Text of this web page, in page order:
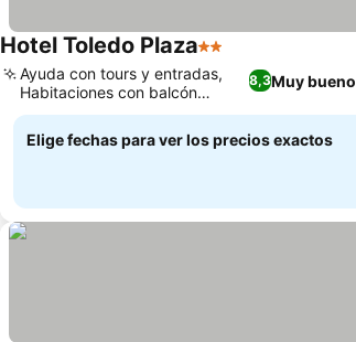
Hotel Toledo Plaza2 Estrellas
8,3Muy bueno
Ayuda con tours y entradas,
Habitaciones con balcón
privado
Elige fechas para ver los precios exactos